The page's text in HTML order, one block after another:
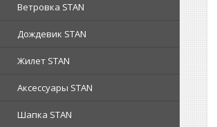
Ветровка STAN
Дождевик STAN
Жилет STAN
Аксессуары STAN
Шапка STAN